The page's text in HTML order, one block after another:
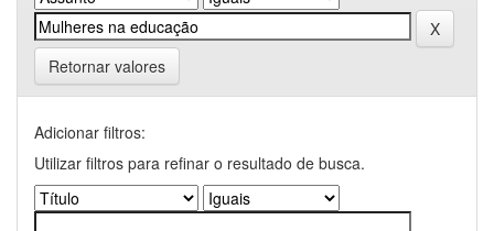
Retornar valores
Adicionar filtros:
Utilizar filtros para refinar o resultado de busca.